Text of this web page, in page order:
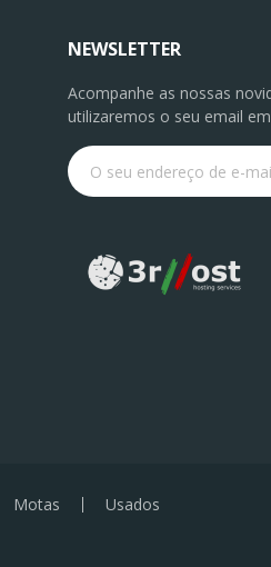
NEWSLETTER
Acompanhe as nossas
utilizaremos o seu email
Motas Usados